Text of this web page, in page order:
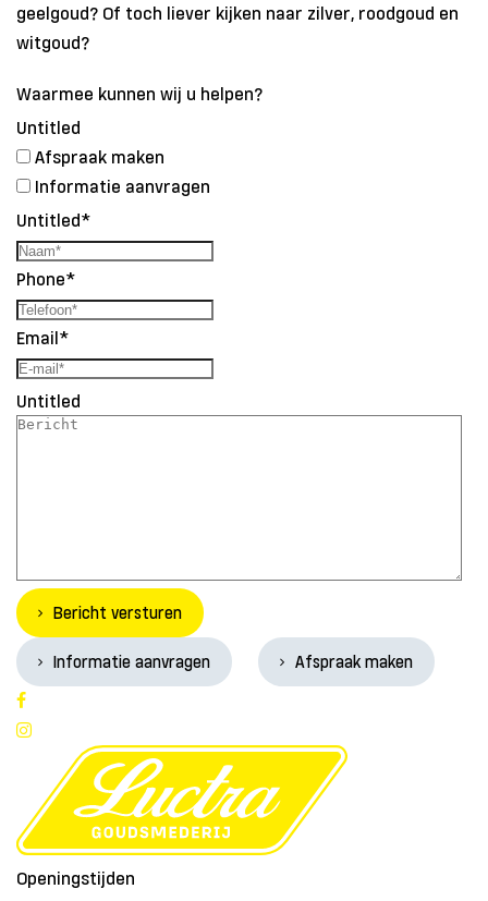
geelgoud? Of toch liever kijken naar zilver, roodgoud en
witgoud?
Waarmee kunnen wij u helpen?
Untitled
Afspraak maken
Informatie aanvragen
Untitled*
Phone*
Email*
Untitled
Bericht versturen
Informatie aanvragen Afspraak maken
Openingstijden